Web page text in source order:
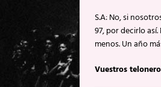
S.A: No, si
97, por decirlo
menos. Un año
Vuestros